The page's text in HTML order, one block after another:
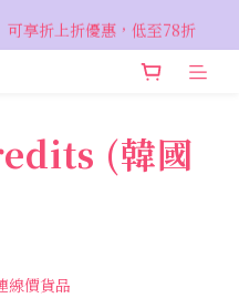
享折上折優惠，低至78折
享折上折優惠，低至78折
，週五六開放
(韓國
線價貨品